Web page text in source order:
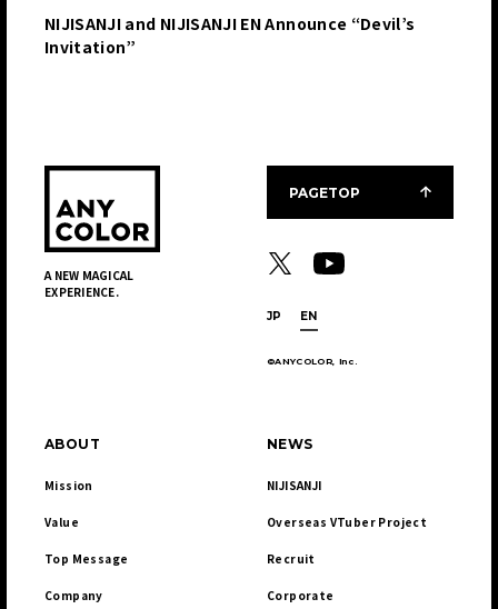
NIJISANJI and NIJISANJI EN Announce “Devil’s
Invitation”
A NEW MAGICAL
EXPERIENCE.
JP EN
©ANYCOLOR, Inc.
ABOUT
Mission
Value
Top Message
Company
NEWS
NIJISANJI
Overseas VTuber Project
Recruit
Corporate
PAGETOP